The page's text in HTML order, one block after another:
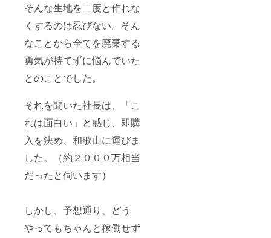
そんな生地を二度と作れな
くするのは忍びない。そん
なことから全てを廃棄する
勇気が持てずに悩んでいた
とのことでした。
それを聞いた社長は、「こ
れは面白い」と感じ、即購
入を決め、和歌山に運びま
した。（約２０００万相当
だったと伺います）
しかし、予想通り、どう
やってもちゃんと稼働せず